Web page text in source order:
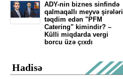
ADY-nin biznes sinfində
qalmaqallı meyvə şirələri
təqdim edən "PFM
Catering" kimindir? –
Külli miqdarda vergi
borcu üzə çıxdı
Hadisə